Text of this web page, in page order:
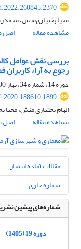
محیا بختیاری‌منش،
مشاهده مقاله
اصل
بررسی نقش عوامل
رجوع به آراء کاربران
دوره 14، شماره 34، بهار 1400، صفحه
الهام بختیاری منش، محیا
مشاهده مقاله
اصل
مقالات آماده انتشار
شماره جاری
شماره‌های پیشین
دوره 19 (1405)